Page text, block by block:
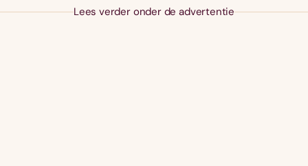
Lees verder onder de advertentie